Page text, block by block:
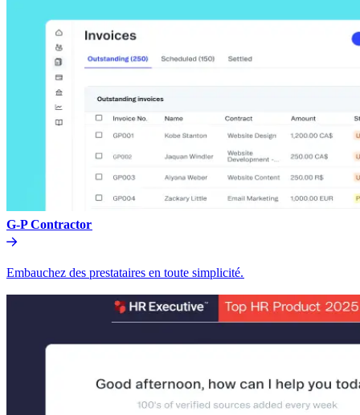
G-P Contractor​​
Embauchez des prestataires en toute simplicité.​​